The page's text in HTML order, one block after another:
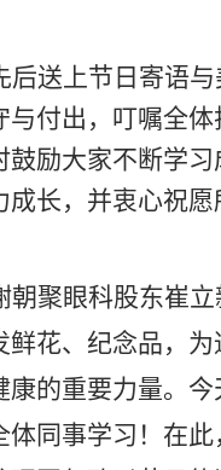
送上节日寄语
付出，叮嘱全
励大家不断学
长，并衷心祝
朝聚眼科股东崔立
花、纪念品，为
的重要力量。
同事学习！在